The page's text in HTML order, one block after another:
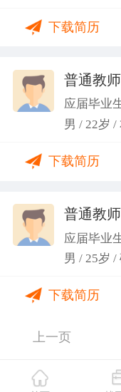
任班级生活委员
关活动。
下载简历
普通教
应届毕业
男 / 22岁 /
下载简历
普通教
应届毕业
男 / 25岁 /
下载简历
上一页